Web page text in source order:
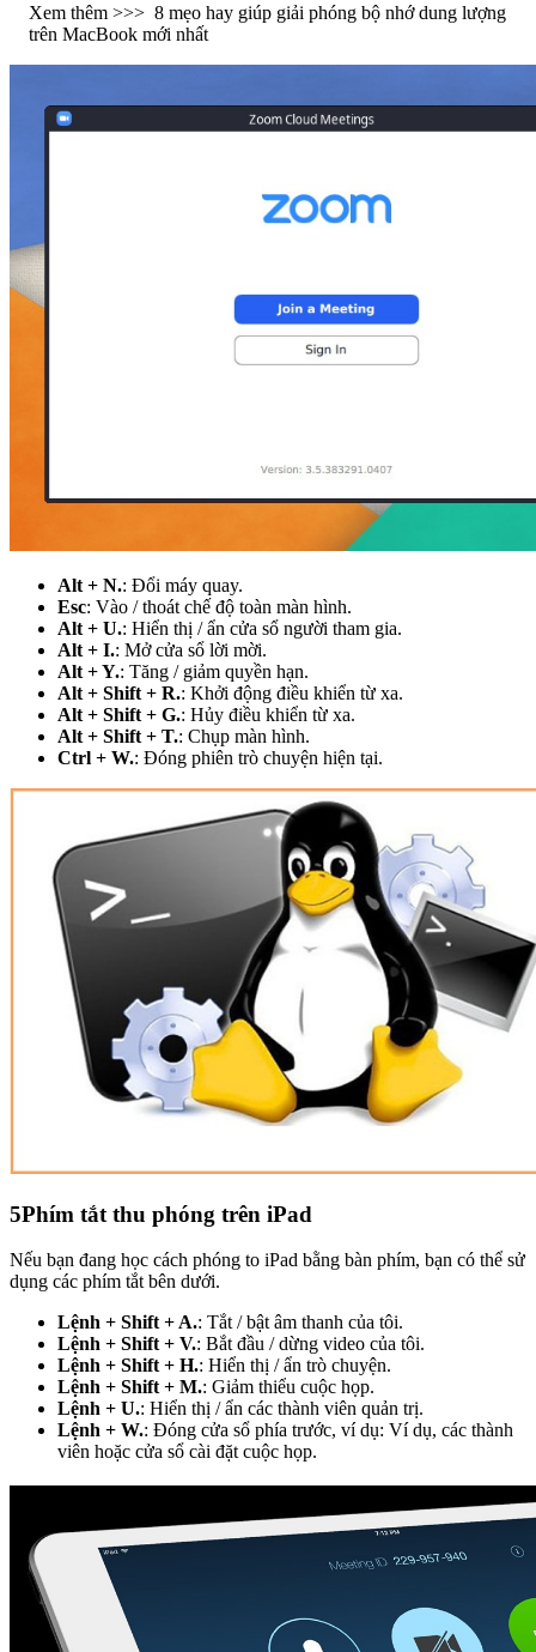
Xem thêm >>> 8 mẹo hay giúp giải phóng bộ nhớ dung lượng
trên MacBook mới nhất
Alt + N.: Đổi máy quay.
Esc: Vào / thoát chế độ toàn màn hình.
Alt + U.: Hiển thị / ẩn cửa sổ người tham gia.
Alt + I.: Mở cửa sổ lời mời.
Alt + Y.: Tăng / giảm quyền hạn.
Alt + Shift + R.: Khởi động điều khiển từ xa.
Alt + Shift + G.: Hủy điều khiển từ xa.
Alt + Shift + T.: Chụp màn hình.
Ctrl + W.: Đóng phiên trò chuyện hiện tại.
5Phím tắt thu phóng trên iPad
Nếu bạn đang học cách phóng to iPad bằng bàn phím, bạn có thể sử
dụng các phím tắt bên dưới.
Lệnh + Shift + A.: Tắt / bật âm thanh của tôi.
Lệnh + Shift + V.: Bắt đầu / dừng video của tôi.
Lệnh + Shift + H.: Hiển thị / ẩn trò chuyện.
Lệnh + Shift + M.: Giảm thiểu cuộc họp.
Lệnh + U.: Hiển thị / ẩn các thành viên quản trị.
Lệnh + W.: Đóng cửa sổ phía trước, ví dụ: Ví dụ, các thành
viên hoặc cửa sổ cài đặt cuộc họp.